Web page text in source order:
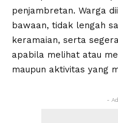
penjambretan. Warga
bawaan, tidak lengah
keramaian, serta
apabila melihat atau
maupun aktivitas yang
-